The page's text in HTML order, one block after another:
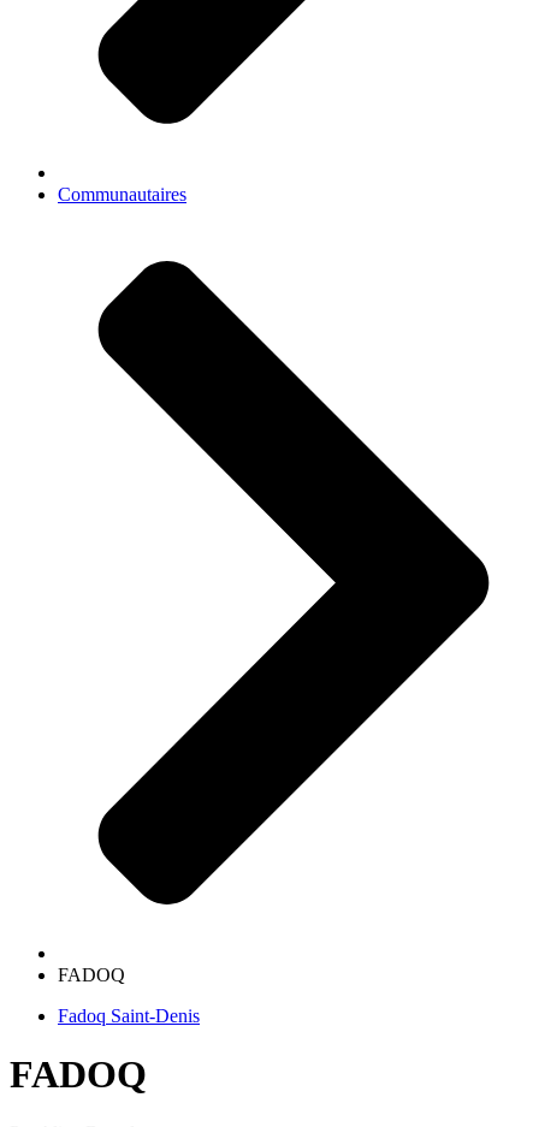
Communautaires
FADOQ
Fadoq Saint-Denis
FADOQ